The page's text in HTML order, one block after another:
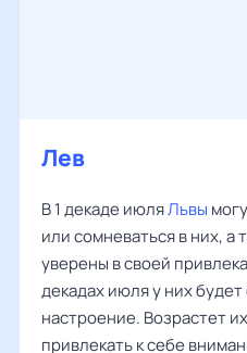
Лев
В 1 декаде июляЛьвы
или сомневаться в них, а
уверены в своей
декадах июля у них
настроение. Возрастет
привлекать к себе